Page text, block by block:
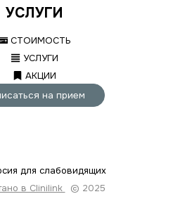
УСЛУГИ
СТОИМОСТЬ
УСЛУГИ
АКЦИИ
на прием
для слабовидящих
в Clinilink
© 2025